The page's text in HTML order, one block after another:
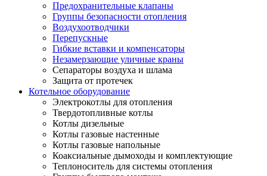
Предохранительные клапаны
Группы безопасности отопления
Воздухоотводчики
Перепускные
Гибкие вставки и компенсаторы
Незамерзающие уличные краны
Сепараторы воздуха и шлама
Защита от протечек
Котельное оборудование
Электрокотлы для отопления
Твердотопливные котлы
Котлы дизельные
Котлы газовые настенные
Котлы газовые напольные
Коаксиальные дымоходы и комплектующие
Теплоноситель для системы отопления